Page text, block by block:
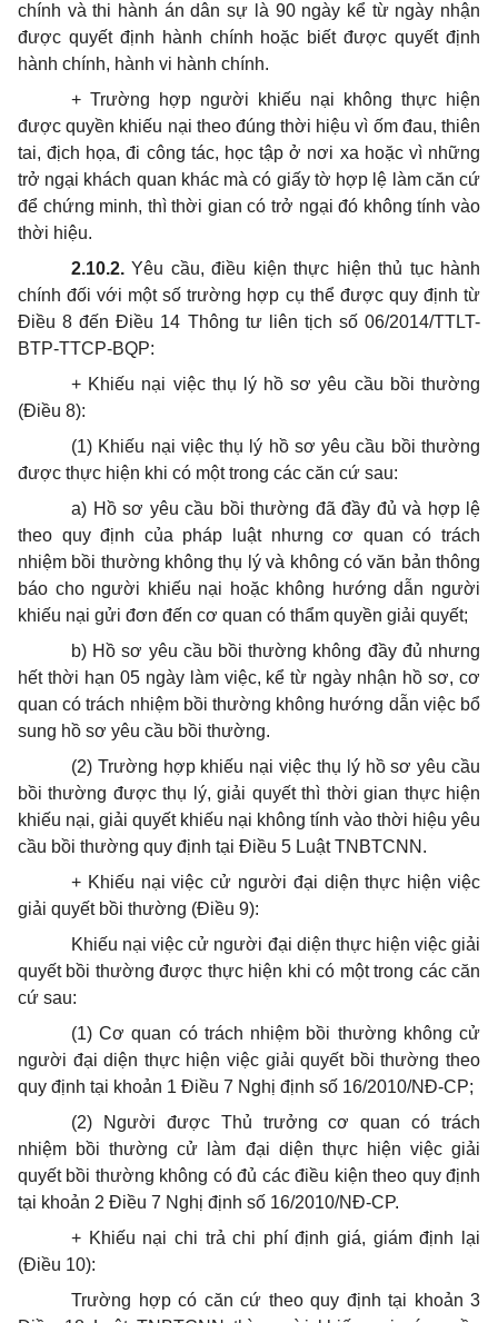
chính và thi hành án dân sự là 90 ngày kể từ ngày nhận
được quyết định hành chính hoặc biết được quyết định
hành chính, hành vi hành chính.
+ Trường hợp người khiếu nại không thực hiện
được quyền khiếu nại theo đúng thời hiệu vì ốm đau, thiên
tai, địch họa, đi công tác, học tập ở nơi xa hoặc vì những
trở ngại khách quan khác mà có giấy tờ hợp lệ làm căn cứ
để chứng minh, thì thời gian có trở ngại đó không tính vào
thời hiệu.
2.10.2. Yêu cầu, điều kiện thực hiện thủ tục hành
chính đối với một số trường hợp cụ thể được quy định từ
Điều 8 đến Điều 14 Thông tư liên tịch số 06/2014/TTLT-
BTP-TTCP-BQP:
+ Khiếu nại việc thụ lý hồ sơ yêu cầu bồi thường
(Điều 8):
(1) Khiếu nại việc thụ lý hồ sơ yêu cầu bồi thường
được thực hiện khi có một trong các căn cứ sau:
a) Hồ sơ yêu cầu bồi thường đã đầy đủ và hợp lệ
theo quy định của pháp luật nhưng cơ quan có trách
nhiệm bồi thường không thụ lý và không có văn bản thông
báo cho người khiếu nại hoặc không hướng dẫn người
khiếu nại gửi đơn đến cơ quan có thẩm quyền giải quyết;
b) Hồ sơ yêu cầu bồi thường không đầy đủ nhưng
hết thời hạn 05 ngày làm việc, kể từ ngày nhận hồ sơ, cơ
quan có trách nhiệm bồi thường không hướng dẫn việc bổ
sung hồ sơ yêu cầu bồi thường.
(2) Trường hợp khiếu nại việc thụ lý hồ sơ yêu cầu
bồi thường được thụ lý, giải quyết thì thời gian thực hiện
khiếu nại, giải quyết khiếu nại không tính vào thời hiệu yêu
cầu bồi thường quy định tại Điều 5 Luật TNBTCNN.
+ Khiếu nại việc cử người đại diện thực hiện việc
giải quyết bồi thường (Điều 9):
Khiếu nại việc cử người đại diện thực hiện việc giải
quyết bồi thường được thực hiện khi có một trong các căn
cứ sau:
(1) Cơ quan có trách nhiệm bồi thường không cử
người đại diện thực hiện việc giải quyết bồi thường theo
quy định tại khoản 1 Điều 7 Nghị định số 16/2010/NĐ-CP;
(2) Người được Thủ trưởng cơ quan có trách
nhiệm bồi thường cử làm đại diện thực hiện việc giải
quyết bồi thường không có đủ các điều kiện theo quy định
tại khoản 2 Điều 7 Nghị định số 16/2010/NĐ-CP.
+ Khiếu nại chi trả chi phí định giá, giám định lại
(Điều 10):
Trường hợp có căn cứ theo quy định tại khoản 3